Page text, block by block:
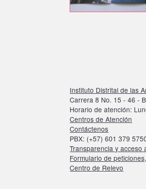
Instituto Distrital de las
Carrera 8 No. 15 - 46 -
Horario de atención:
Centros de Atención
Contáctenos
PBX: (+57) 601 379
Transparencia y acceso
Formulario de
Centro de Relevo